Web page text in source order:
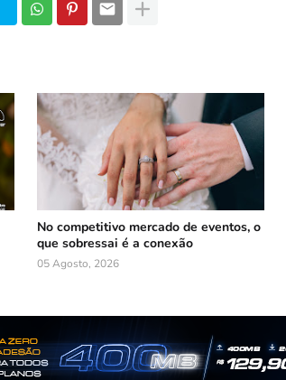
No competitivo mercado de eventos, o
que sobressai é a conexão
05 Agosto, 2026